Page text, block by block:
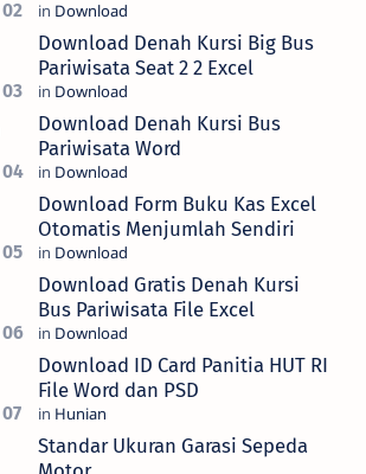
Download Denah Kursi Big Bus
Pariwisata Seat 2 2 Excel
Download Denah Kursi Bus
Pariwisata Word
Download Form Buku Kas Excel
Otomatis Menjumlah Sendiri
Download Gratis Denah Kursi
Bus Pariwisata File Excel
Download ID Card Panitia HUT RI
File Word dan PSD
Standar Ukuran Garasi Sepeda